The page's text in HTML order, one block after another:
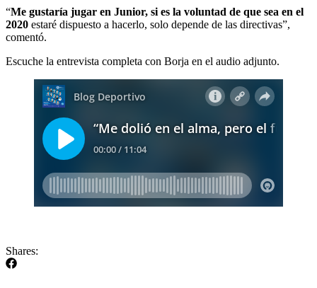
“Me gustaría jugar en Junior, si es la voluntad de que sea en el
2020 estaré dispuesto a hacerlo, solo depende de las directivas”,
comentó.
Escuche la entrevista completa con Borja en el audio adjunto.
Shares: